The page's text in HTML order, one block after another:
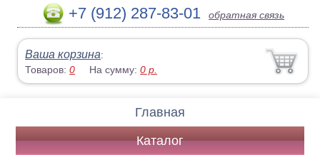
+7 (912) 287-83-01 обратная связь
Ваша корзина:
Товаров:0 На сумму:0 р.
Главная
Каталог